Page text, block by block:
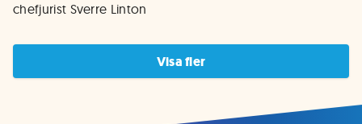
chefjurist Sverre Linton
Visa fler